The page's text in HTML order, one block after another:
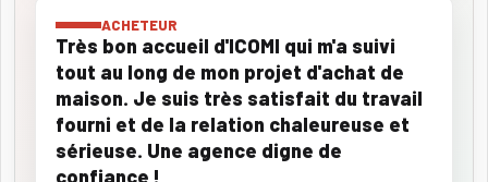
ACHETEUR
Très bon accueil d'ICOMI qui m'a suivi
tout au long de mon projet d'achat de
maison. Je suis très satisfait du travail
fourni et de la relation chaleureuse et
sérieuse. Une agence digne de
confiance !